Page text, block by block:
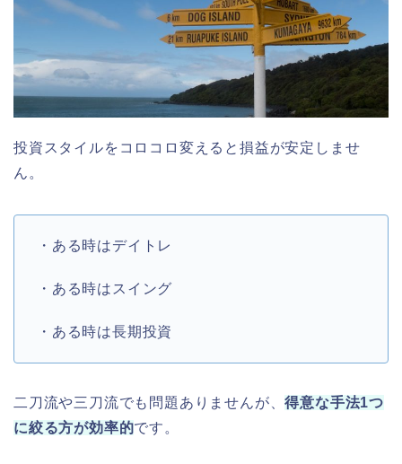
投資スタイルをコロコロ変えると損益が安定しませ
ん。
・ある時はデイトレ
・ある時はスイング
・ある時は長期投資
二刀流や三刀流でも問題ありませんが、得意な手法1つ
に絞る方が効率的です。